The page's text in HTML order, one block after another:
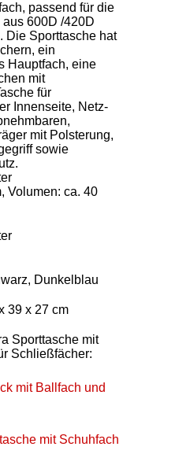
passend für die
600D /420D
Die Sporttasche hat
ein
Hauptfach, eine
mit
für
Innenseite, Netz-
mit Polsterung,
sowie
Volumen: ca. 40
Dunkelblau
39 x 27 cm
Sporttasche mit
Schließfächer:
mit Ballfach und
mit Schuhfach